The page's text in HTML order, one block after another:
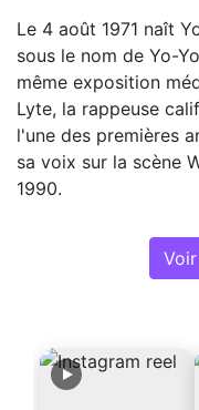
Le 4 août 1971 naît
sous le nom de Yo-
même exposition
Lyte, la rappeuse
l'une des premières
sa voix sur la scène
1990.